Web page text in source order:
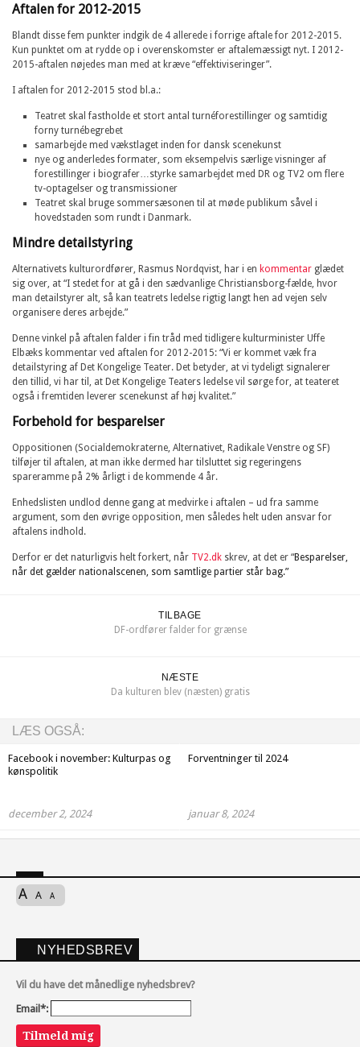
Aftalen for 2012-2015
Blandt disse fem punkter indgik de 4 allerede i forrige aftale for 2012-2015.
Kun punktet om at rydde op i overenskomster er aftalemæssigt nyt. I 2012-
2015-aftalen nøjedes man med at kræve “effektiviseringer”.
I aftalen for 2012-2015 stod bl.a.:
Teatret skal fastholde et stort antal turnéforestillinger og samtidig
forny turnébegrebet
samarbejde med vækstlaget inden for dansk scenekunst
nye og anderledes formater, som eksempelvis særlige visninger af
forestillinger i biografer…styrke samarbejdet med DR og TV2 om flere
tv-optagelser og transmissioner
Teatret skal bruge sommersæsonen til at møde publikum såvel i
hovedstaden som rundt i Danmark.
Mindre detailstyring
Alternativets kulturordfører, Rasmus Nordqvist, har i en kommentar glædet
sig over, at “I stedet for at gå i den sædvanlige Christiansborg-fælde, hvor
man detailstyrer alt, så kan teatrets ledelse rigtig langt hen ad vejen selv
organisere deres arbejde.”
Denne vinkel på aftalen falder i fin tråd med tidligere kulturminister Uffe
Elbæks kommentar ved aftalen for 2012-2015: “Vi er kommet væk fra
detailstyring af Det Kongelige Teater. Det betyder, at vi tydeligt signalerer
den tillid, vi har til, at Det Kongelige Teaters ledelse vil sørge for, at teateret
også i fremtiden leverer scenekunst af høj kvalitet.”
Forbehold for besparelser
Oppositionen (Socialdemokraterne, Alternativet, Radikale Venstre og SF)
tilføjer til aftalen, at man ikke dermed har tilsluttet sig regeringens
spareramme på 2% årligt i de kommende 4 år.
Enhedslisten undlod denne gang at medvirke i aftalen – ud fra samme
argument, som den øvrige opposition, men således helt uden ansvar for
aftalens indhold.
Derfor er det naturligvis helt forkert, når TV2.dk skrev, at det er “Besparelser,
når det gælder nationalscenen, som samtlige partier står bag.”
TILBAGE
DF-ordfører falder for grænse
NÆSTE
Da kulturen blev (næsten) gratis
LÆS OGSÅ:
Facebook i november: Kulturpas og
kønspolitik
december 2, 2024
Forventninger til 2024
januar 8, 2024
A A A
NYHEDSBREV
Vil du have det månedlige nyhedsbrev?
Email*:
Tilmeld mig